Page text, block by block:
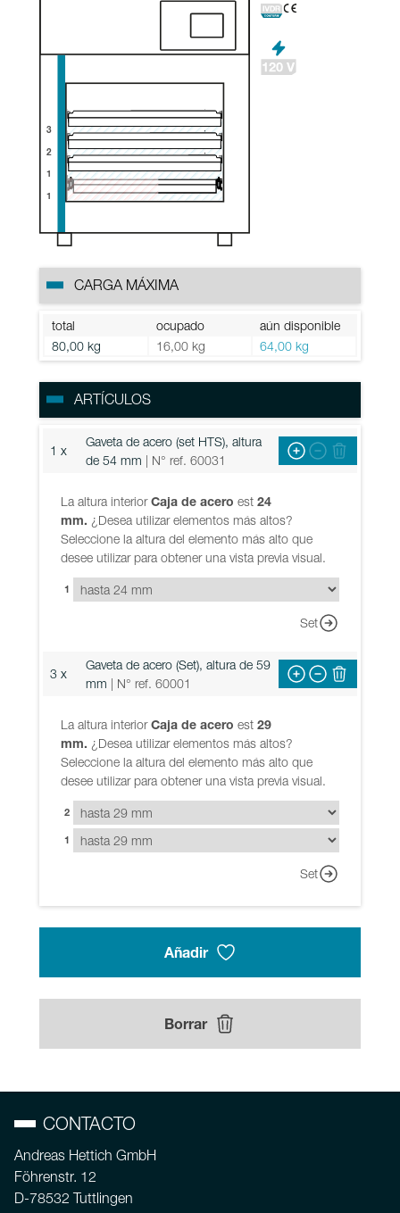
1
1
2
3
CARGA MÁXIMA
total ocupado
aún disponible
80,00 kg
16,00 kg 64,00 kg
ARTÍCULOS
1 x
Gaveta de acero (set HTS), altura
de 54 mm | N° ref. 60031
La altura interiorCaja de acero est 24
mm. ¿Desea utilizar elementos más altos?
Seleccione la altura del elemento más alto que
desee utilizar para obtener una vista previa visual.
1
Set
3 x
Gaveta de acero (Set), altura de 59
mm | N° ref. 60001
La altura interiorCaja de acero est 29
mm. ¿Desea utilizar elementos más altos?
Seleccione la altura del elemento más alto que
desee utilizar para obtener una vista previa visual.
1
2
Set
Añadir
Borrar
CONTACTO
Andreas Hettich GmbH
Föhrenstr. 12
D-78532 Tuttlingen